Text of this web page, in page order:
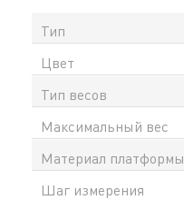
Тип
Цвет
Тип весов
Максимальный вес
Материал платформы
Шаг измерения